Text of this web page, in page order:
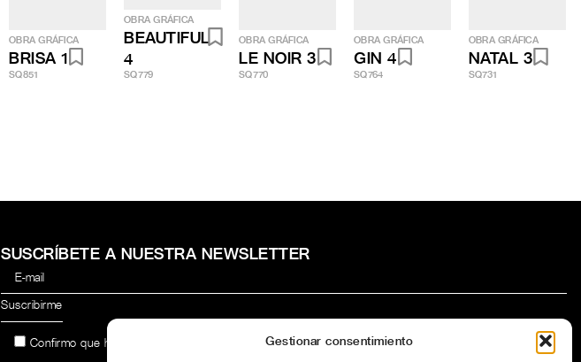
Gestionar consentimiento
OBRA GRÁFICA
BRISA 1
SQ851
OBRA GRÁFICA
BEAUTIFUL
4
SQ779
OBRA GRÁFICA
LE NOIR 3
SQ770
OBRA GRÁFICA
GIN 4
SQ764
OBRA GRÁFICA
NATAL 3
SQ731
SUSCRÍBETE A NUESTRA NEWSLETTER
Confirmo que he leído y acepto la Política de privacidad del sitio web.